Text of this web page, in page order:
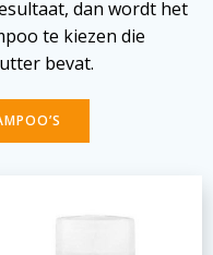
dan wordt het
te kiezen die
bevat.